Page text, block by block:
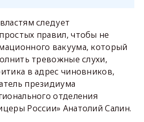
следует
правил, чтобы не
вакуума, который
тревожные слухи,
в адрес чиновников,
президиума
отделения
России» Анатолий Салин.